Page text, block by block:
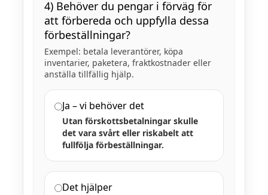
4) Behöver du pengar i förväg för
att förbereda och uppfylla dessa
förbeställningar?
Exempel: betala leverantörer, köpa
inventarier, paketera, fraktkostnader eller
anställa tillfällig hjälp.
Ja – vi behöver det
Utan förskottsbetalningar skulle
det vara svårt eller riskabelt att
fullfölja förbeställningar.
Det hjälper